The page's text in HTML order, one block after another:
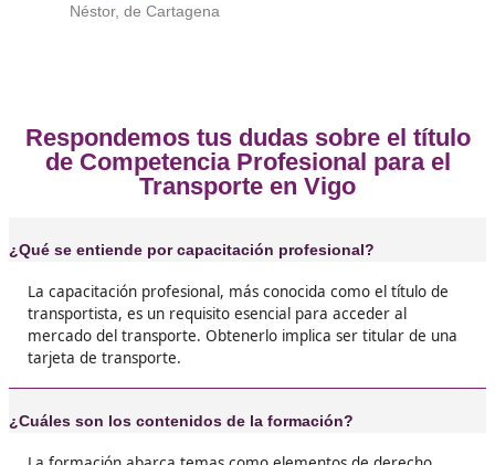
Opiniones sobre el
Profesional para el Transporte en
❝ empresa de transporte. Al principio cuesta,
cuando apruebas, se siente brutal.
 
Jaime, de Vigo
Estudié con una academia online, con DAC